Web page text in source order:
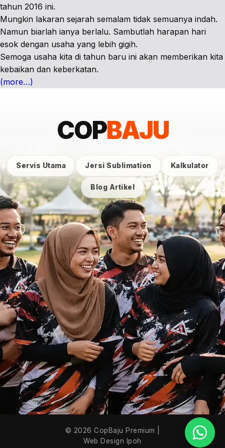
tahun 2016 ini.
Mungkin lakaran sejarah semalam tidak semuanya indah.
Namun biarlah ianya berlalu. Sambutlah harapan hari
esok dengan usaha yang lebih gigih.
Semoga usaha kita di tahun baru ini akan memberikan kita
kebaikan dan keberkatan.
(more…)
COPBAJU
Servis Utama Jersi Sublimation Kalkulator
Blog Artikel
© 2026 CopBaju Premium |
Web Design Ipoh